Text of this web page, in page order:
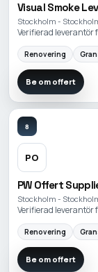
Visual Smoke
Stockholm -
Verifierad leverantör
Renovering
Be om offert
8
PO
PW Offert
Stockholm -
Verifierad leverantör
Renovering
Be om offert